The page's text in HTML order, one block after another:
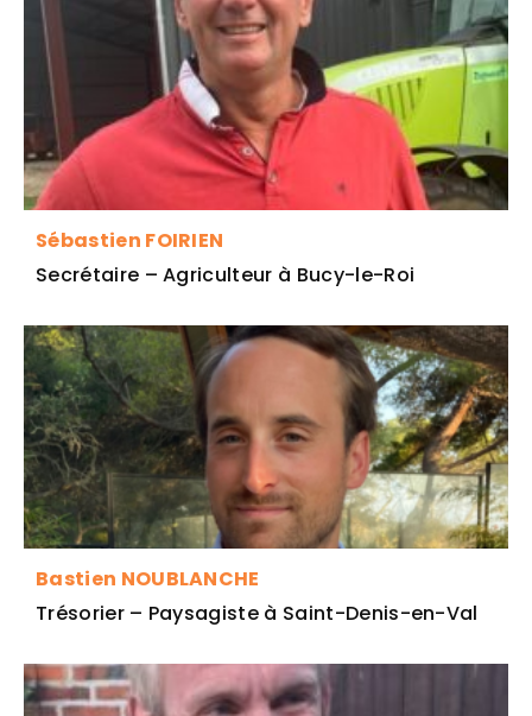
Sébastien FOIRIEN
Secrétaire – Agriculteur à Bucy-le-Roi
Bastien NOUBLANCHE
Trésorier – Paysagiste à Saint-Denis-en-Val